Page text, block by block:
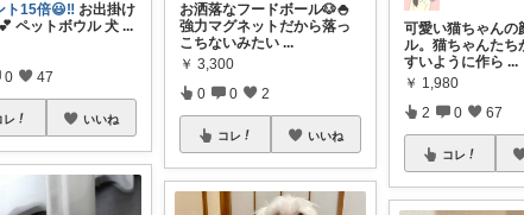
ト15倍😃‼️ お出掛け
ペットボウル 犬...
0 47
レ いいね
お洒落なフードボール🐶🍚
強力マグネットだから落っ
こちないみたい ...
￥ 3,300
0 0 2
コレ いいね
可愛い猫ちゃんの
ル。猫ちゃんたち
すいように作ら ...
￥ 1,980
2 0 67
コレ